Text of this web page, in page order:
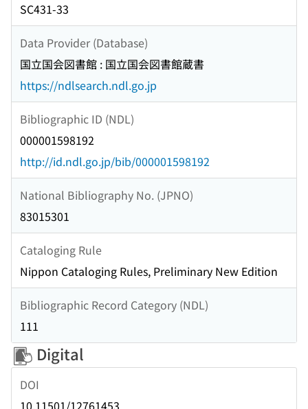
SC431-33
Data Provider (Database)
国立国会図書館 : 国立国会図書館蔵書
https://ndlsearch.ndl.go.jp
Bibliographic ID (NDL)
000001598192
http://id.ndl.go.jp/bib/000001598192
National Bibliography No. (JPNO)
83015301
Cataloging Rule
Nippon Cataloging Rules, Preliminary New Edition
Bibliographic Record Category (NDL)
111
Digital
DOI
10.11501/12761453